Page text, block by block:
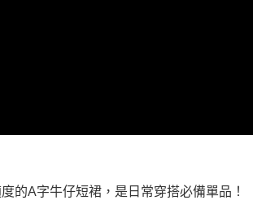
的A字牛仔短裙，是日常穿搭必備單品！